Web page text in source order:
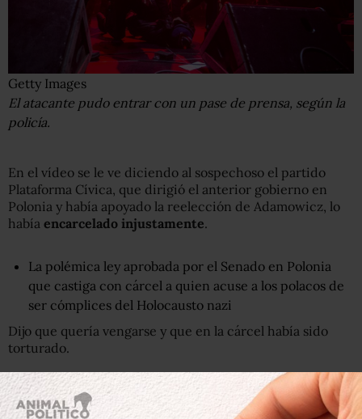
Getty Images
El atacante pudo entrar con un pase de prensa, según la
policía.
En el vídeo se le ve diciendo al sospechoso el partido
Plataforma Cívica, que dirigió el anterior gobierno en
Polonia y había apoyado la reelección de Adamowicz, lo
había encarcelado injustamente.
La polémica ley aprobada por el Senado en Polonia
que castiga con cárcel a quien acuse a los polacos de
ser cómplices del Holocausto nazi
Dijo que quería vengarse y que en la cárcel había sido
torturado.
El alcalde fue atacado mientras asistía al evento anual
Great Orchestra of Christmas, donde los voluntarios